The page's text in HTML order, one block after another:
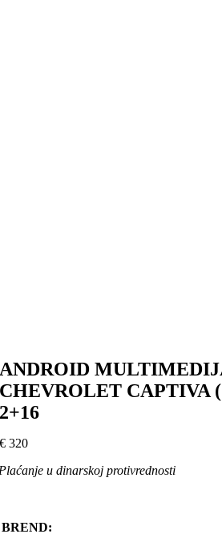
ANDROID
CHEVROLET CAPTIVA
2+16
€ 320
u dinarskoj protivrednosti
BREND: